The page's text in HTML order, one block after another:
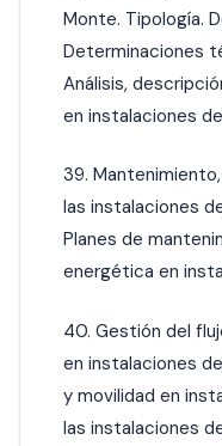
Monte. Tipología.
Determinaciones
Análisis,
en instalaciones
39.
las instalaciones
Planes de
energética en
40. Gestión del
en instalaciones
y movilidad en
las instalaciones